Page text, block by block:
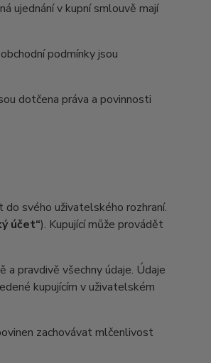
ujednání v kupní smlouvě mají
podmínky jsou
dotčena práva a povinnosti
svého uživatelského rozhraní.
účet“). Kupující může provádět
pravdivě všechny údaje. Údaje
kupujícím v uživatelském
zachovávat mlčenlivost